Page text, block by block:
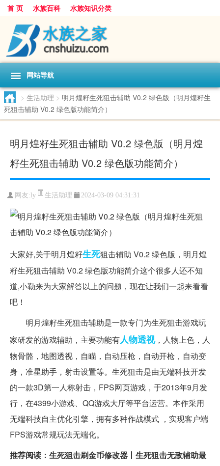
首 页 水族百科 水族知识分类
网站导航
> 生活助理 > 明月煌籽生死狙击辅助 V0.2 绿色版（明月煌籽生
死狙击辅助 V0.2 绿色版功能简介）
明月煌籽生死狙击辅助 V0.2 绿色版（明月煌
籽生死狙击辅助 V0.2 绿色版功能简介）
网友: ly 生活助理 2024-03-09 04:31:31
大家好,关于明月煌籽生死狙击辅助 V0.2 绿色版，明月煌
籽生死狙击辅助 V0.2 绿色版功能简介这个很多人还不知
道,小勒来为大家解答以上的问题，现在让我们一起来看看
吧！
明月煌籽生死狙击辅助是一款专门为生死狙击游戏玩
家研发的游戏辅助，主要功能有人物透视，人物上色，人
物骨骼，地图透视，自瞄，自动压枪，自动开枪，自动变
身，准星助手，射击设置等。生死狙击是由无端科技开发
的一款3D第一人称射击，FPS网页游戏，于2013年9月发
行，在4399小游戏、QQ游戏大厅等平台运营。本作采用
无端科技自主优化引擎，拥有多种作战模式 ，实现客户端
FPS游戏常规玩法无端化。
推荐阅读：生死狙击刷金币修改器丨生死狙击无敌辅助最